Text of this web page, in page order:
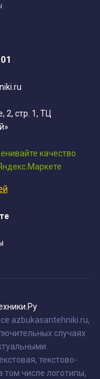
2, стр. 1, ТЦ
azbukasantehniki.ru,
случаях
текстово-
том числе логотипы,